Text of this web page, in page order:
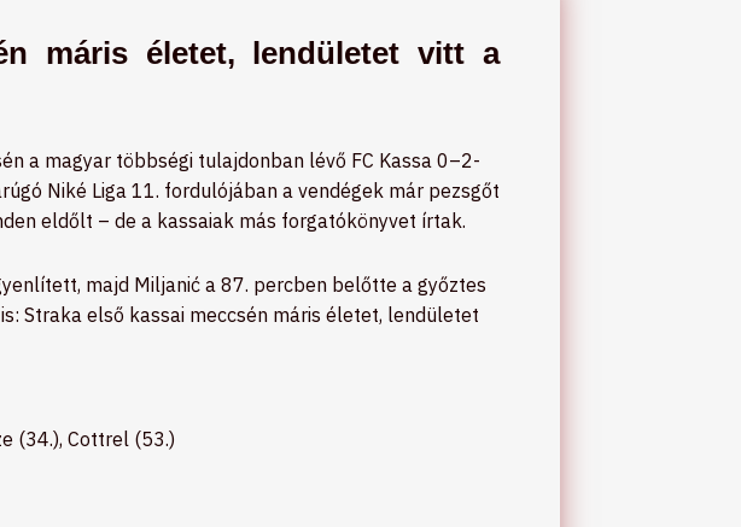
máris életet, lendületet vitt a
a magyar többségi tulajdonban lévő FC Kassa 0–2-
Niké Liga 11. fordulójában a vendégek már pezsgőt
eldőlt – de a kassaiak más forgatókönyvet írtak.
majd Miljanić a 87. percben belőtte a győztes
Straka első kassai meccsén máris életet, lendületet
(34.), Cottrel (53.)